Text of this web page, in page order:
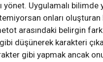
Uygulamalı bilimde
onları
arasındaki belirgin
düşünerek karakteri
gibi yapmak ancak